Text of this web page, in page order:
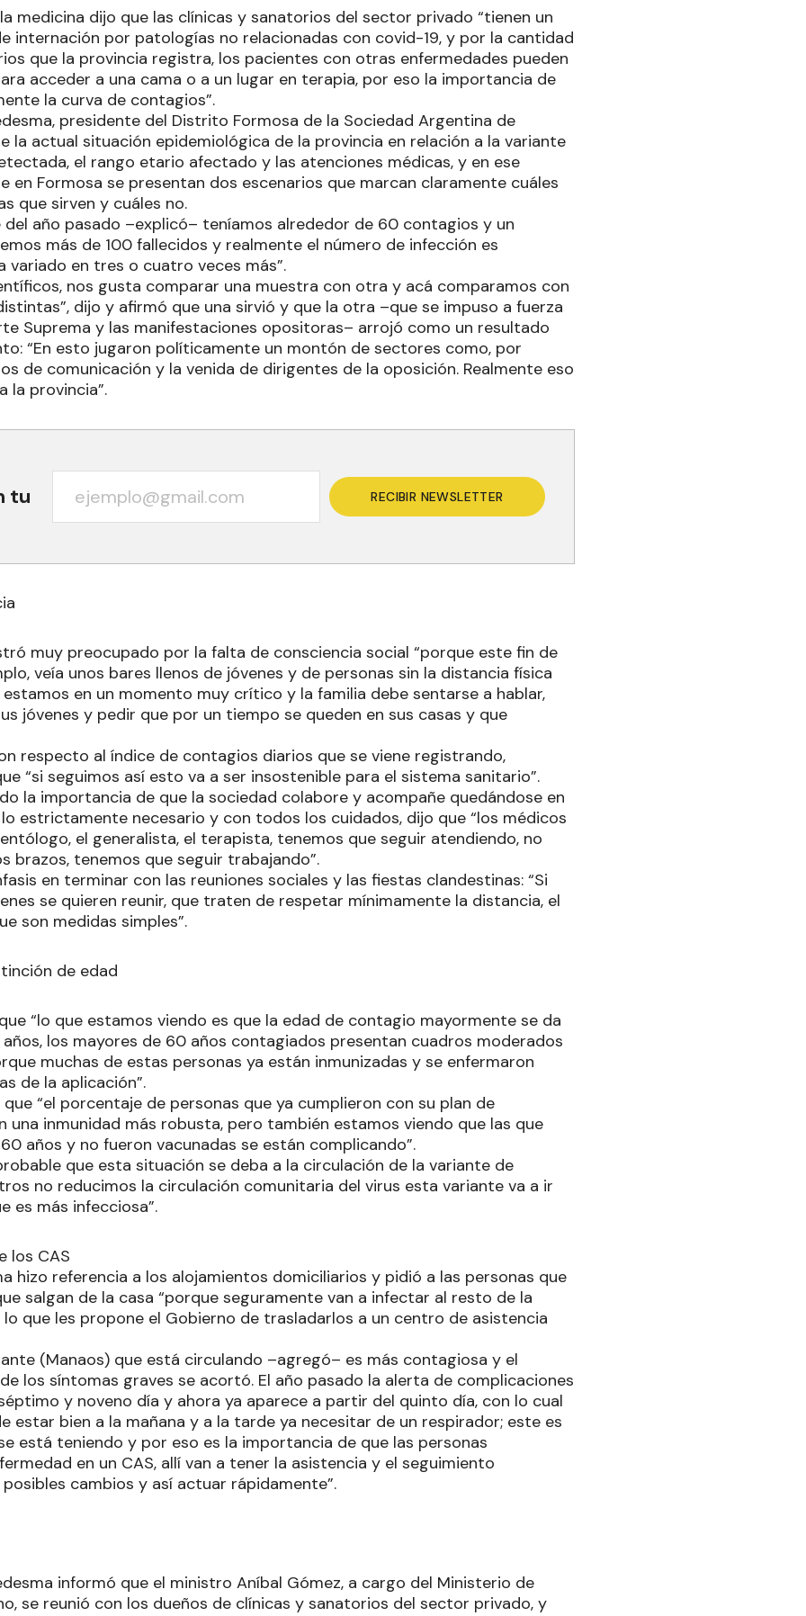
medicina dijo que las clínicas y sanatorios del sector privado “tienen un
internación por patologías no relacionadas con covid-19, y por la cantidad
que la provincia registra, los pacientes con otras enfermedades pueden
acceder a una cama o a un lugar en terapia, por eso la importancia de
la curva de contagios”.
presidente del Distrito Formosa de la Sociedad Argentina de
la actual situación epidemiológica de la provincia en relación a la variante
el rango etario afectado y las atenciones médicas, y en ese
en Formosa se presentan dos escenarios que marcan claramente cuáles
que sirven y cuáles no.
del año pasado –explicó– teníamos alrededor de 60 contagios y un
más de 100 fallecidos y realmente el número de infección es
variado en tres o cuatro veces más”.
nos gusta comparar una muestra con otra y acá comparamos con
dijo y afirmó que una sirvió y que la otra –que se impuso a fuerza
Suprema y las manifestaciones opositoras– arrojó como un resultado
“En esto jugaron políticamente un montón de sectores como, por
de comunicación y la venida de dirigentes de la oposición. Realmente eso
la provincia”.
tu RECIBIR NEWSLETTER
muy preocupado por la falta de consciencia social “porque este fin de
veía unos bares llenos de jóvenes y de personas sin la distancia física
en un momento muy crítico y la familia debe sentarse a hablar,
jóvenes y pedir que por un tiempo se queden en sus casas y que
respecto al índice de contagios diarios que se viene registrando,
“si seguimos así esto va a ser insostenible para el sistema sanitario”.
la importancia de que la sociedad colabore y acompañe quedándose en
estrictamente necesario y con todos los cuidados, dijo que “los médicos
el generalista, el terapista, tenemos que seguir atendiendo, no
brazos, tenemos que seguir trabajando”.
en terminar con las reuniones sociales y las fiestas clandestinas: “Si
se quieren reunir, que traten de respetar mínimamente la distancia, el
son medidas simples”.
de edad
“lo que estamos viendo es que la edad de contagio mayormente se da
los mayores de 60 años contagiados presentan cuadros moderados
muchas de estas personas ya están inmunizadas y se enfermaron
de la aplicación”.
“el porcentaje de personas que ya cumplieron con su plan de
una inmunidad más robusta, pero también estamos viendo que las que
años y no fueron vacunadas se están complicando”.
que esta situación se deba a la circulación de la variante de
no reducimos la circulación comunitaria del virus esta variante va a ir
es más infecciosa”.
los CAS
hizo referencia a los alojamientos domiciliarios y pidió a las personas que
salgan de la casa “porque seguramente van a infectar al resto de la
que les propone el Gobierno de trasladarlos a un centro de asistencia
(Manaos) que está circulando –agregó– es más contagiosa y el
los síntomas graves se acortó. El año pasado la alerta de complicaciones
y noveno día y ahora ya aparece a partir del quinto día, con lo cual
estar bien a la mañana y a la tarde ya necesitar de un respirador; este es
está teniendo y por eso es la importancia de que las personas
en un CAS, allí van a tener la asistencia y el seguimiento
cambios y así actuar rápidamente”.
informó que el ministro Aníbal Gómez, a cargo del Ministerio de
se reunió con los dueños de clínicas y sanatorios del sector privado, y